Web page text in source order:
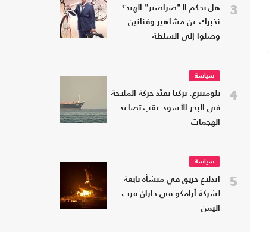
3
هل يحكم الـ"صراصير" الهند؟..
نخبرك عن مشاهير وفنانين
وصلوا إلى السلطة
4
سياسة
بلومبيرغ: تركيا تقيّد حركة الملاحة
في البحر الأسود عقب تصاعد
الهجمات
5
سياسة
اندلاع حريق في منشأة تابعة
لشركة أرامكو في جازان قرب
اليمن